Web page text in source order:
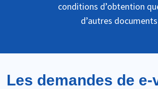
conditions d’obtention
d’autres
Les demandes de